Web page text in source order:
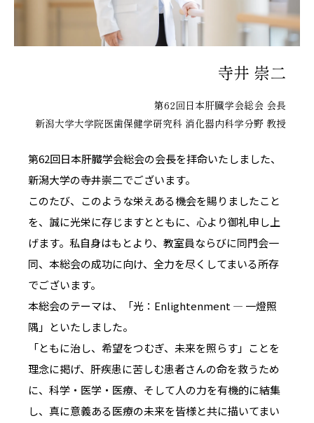
寺井 崇二
第62回日本肝臓学会総会 会長
新潟大学大学院医歯保健学研究科 消化器内科学分野 教授
第62回日本肝臓学会総会の会長を拝命いたしました、
新潟大学の寺井崇二でございます。
このたび、このような栄えある機会を賜りましたこと
を、誠に光栄に存じますとともに、心より御礼申し上
げます。私自身はもとより、教室員ならびに同門会一
同、本総会の成功に向け、全力を尽くしてまいる所存
でございます。
本総会のテーマは、「光：Enlightenment ― 一燈照
隅」といたしました。
「ともに治し、希望をつむぎ、未来を照らす」ことを
理念に掲げ、肝疾患に苦しむ患者さんの命を救うため
に、科学・医学・医療、そして人の力を有機的に結集
し、真に意義ある医療の未来を皆様と共に描いてまい